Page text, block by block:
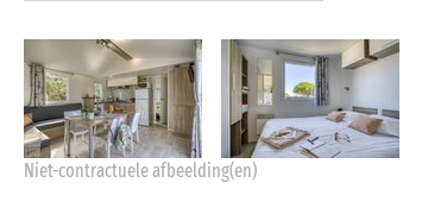
Niet-contractuele afbeelding(en)